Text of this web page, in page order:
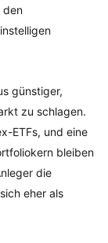
den
günstiger,
zu schlagen.
ETFs, und eine
bleiben
die
eher als